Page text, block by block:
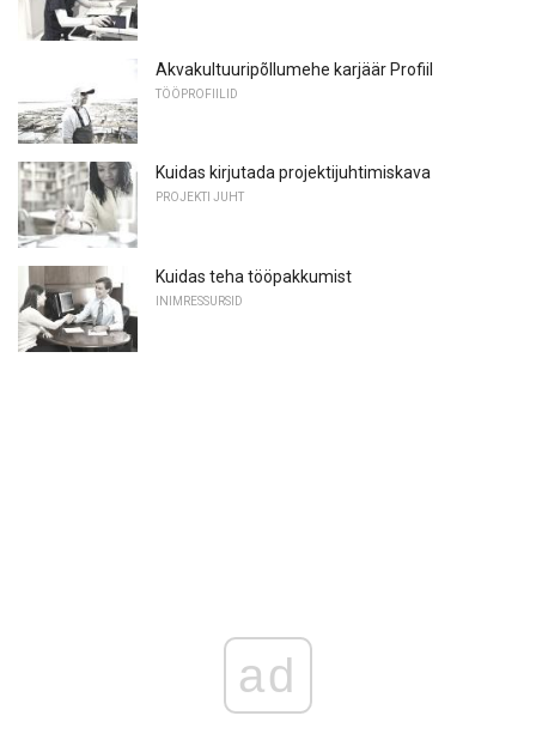
Akvakultuuripõllumehe karjäär Profiil
TÖÖPROFIILID
Kuidas kirjutada projektijuhtimiskava
PROJEKTI JUHT
Kuidas teha tööpakkumist
INIMRESSURSID
ad